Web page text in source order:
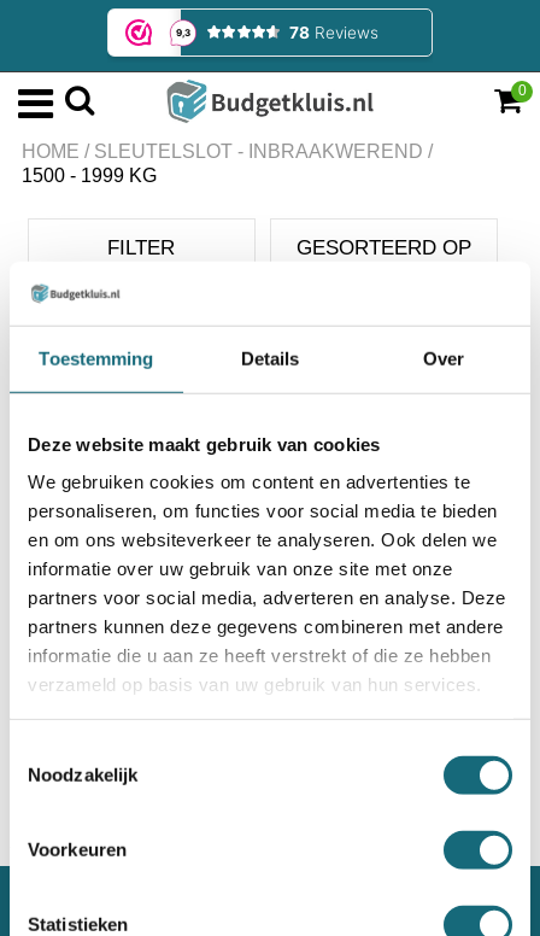
Toestemming Details Over
Deze website maakt gebruik van cookies
We gebruiken cookies om content en advertenties te
personaliseren, om functies voor social media te bieden
en om ons websiteverkeer te analyseren. Ook delen we
informatie over uw gebruik van onze site met onze
partners voor social media, adverteren en analyse. Deze
partners kunnen deze gegevens combineren met andere
informatie die u aan ze heeft verstrekt of die ze hebben
verzameld op basis van uw gebruik van hun services.
Noodzakelijk
Voorkeuren
Statistieken
0
HOME / SLEUTELSLOT - INBRAAKWEREND /
1500 - 1999 KG
FILTER GESORTEERD OP
Sleutelslot - inbraakwerend
Chubbsafes Custodian G5-
595-KL-KL
Incl. BTW €13.239,00
Chubbsafes Custodian G4-